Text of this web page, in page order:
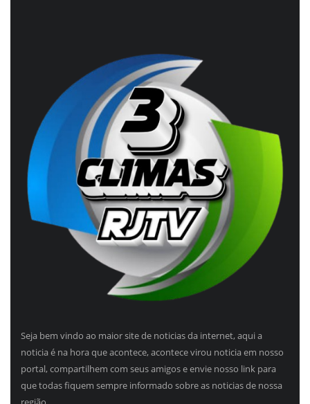
Seja bem vindo ao maior site de noticias da internet, aqui a
noticia é na hora que acontece, acontece virou noticia em nosso
portal, compartilhem com seus amigos e envie nosso link para
que todas fiquem sempre informado sobre as noticias de nossa